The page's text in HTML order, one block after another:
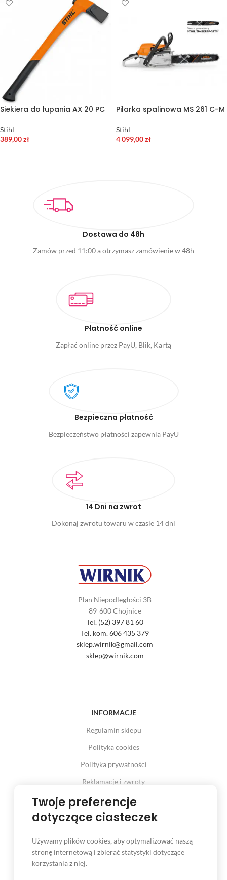
Siekiera do łupania AX 20 PC
Stihl
389,00zł
Pilarka spalinowa MS 261 C-M
Stihl
4 099,00zł
Dostawa do 48h
Zamów przed 11:00 a otrzymasz zamówienie w 48h
Płatność online
Zapłać online przez PayU, Blik, Kartą
Bezpieczna płatność
Bezpieczeństwo płatności zapewnia PayU
14 Dni na zwrot
Dokonaj zwrotu towaru w czasie 14 dni
Plan Niepodległości 3B
89-600 Chojnice
Tel. (52) 397 81 60
Tel. kom. 606 435 379
sklep.wirnik@gmail.com
sklep@wirnik.com
INFORMACJE
Regulamin sklepu
Polityka cookies
Polityka prywatności
Reklamacje i zwroty
Prawo odstąpienia od umowy
INFORMACJE
Twoje preferencje
dotyczące ciasteczek
Używamy plików cookies, aby optymalizować naszą
stronę internetową i zbierać statystyki dotyczące
korzystania z niej.